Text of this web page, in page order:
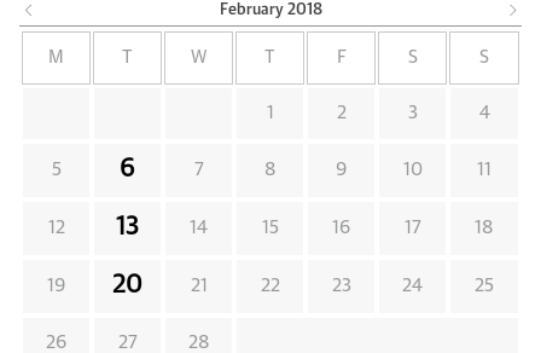
February 2018
M W F S S
1 2 3 4
5 6 7 8 9 10 11
12 13 14 15 16 17 18
19 20 21 22 23 24 25
26 27 28